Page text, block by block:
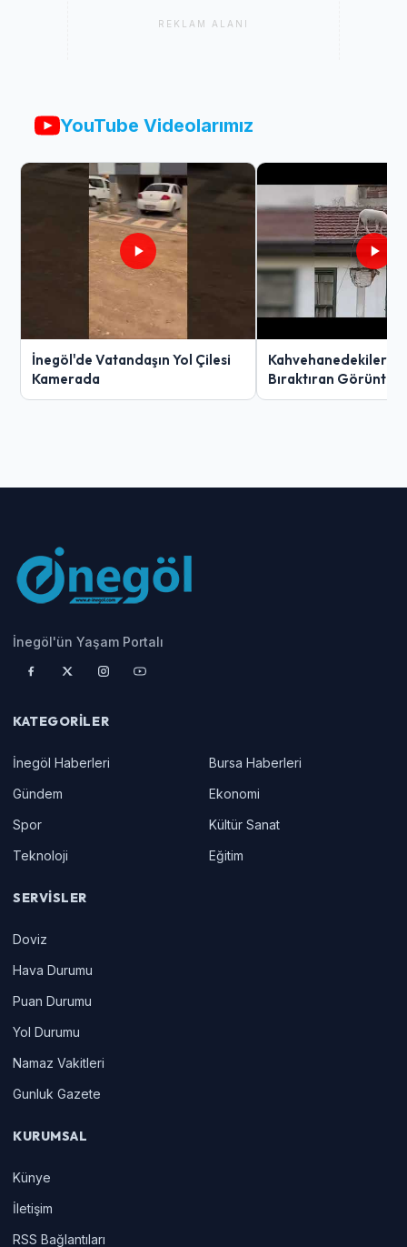
REKLAM ALANI
YouTube Videolarımız
İnegöl'de Vatandaşın Yol Çilesi
Kamerada
Kahvehanedekiler
Bıraktıran Görüntü!
İnegöl'ün Yaşam Portalı
KATEGORILER
İnegöl Haberleri
Bursa Haberleri
Gündem
Ekonomi
Spor
Kültür Sanat
Teknoloji
Eğitim
SERVISLER
Doviz
Hava Durumu
Puan Durumu
Yol Durumu
Namaz Vakitleri
Gunluk Gazete
KURUMSAL
Künye
İletişim
RSS Bağlantıları